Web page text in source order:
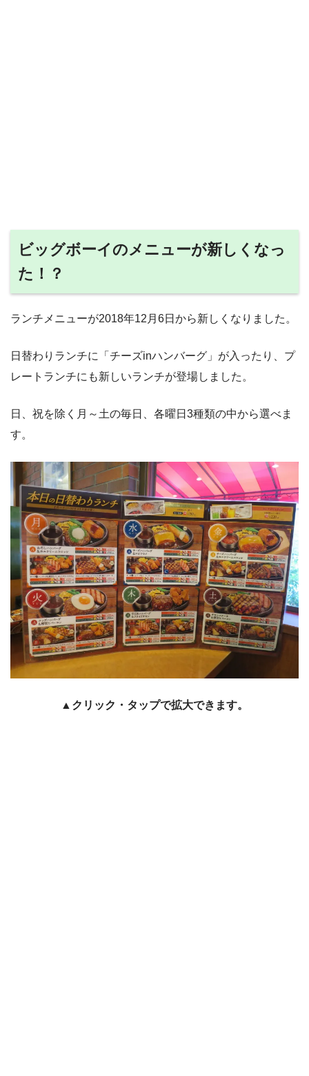
ビッグボーイのメニューが新しくなっ
た！？
ランチメニューが2018年12月6日から新しくなりました。
日替わりランチに「チーズinハンバーグ」が入ったり、プ
レートランチにも新しいランチが登場しました。
日、祝を除く月～土の毎日、各曜日3種類の中から選べま
す。
▲クリック・タップで拡大できます。